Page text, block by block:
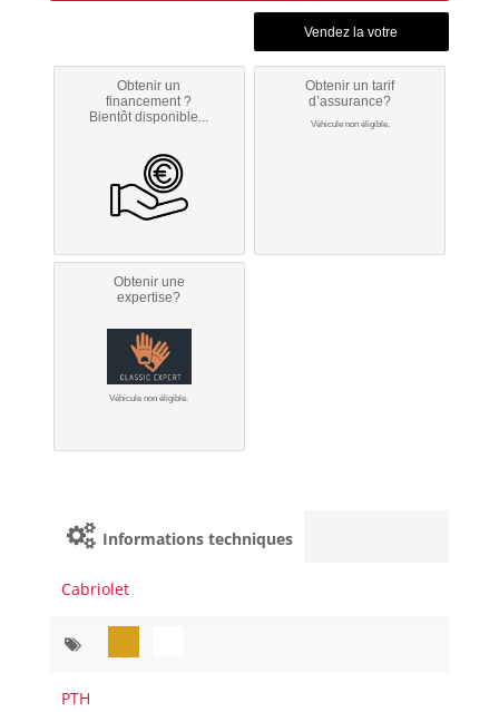
Obtenir un
financement ?
Bientôt disponible...
Obtenir un tarif
d’assurance?
Véhicule non éligible.
Obtenir une
expertise?
Véhicule non éligible.
Informations techniques
Cabriolet
PTH